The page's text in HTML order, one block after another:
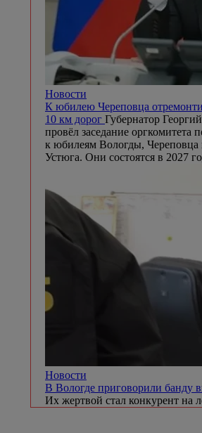
Новости
К юбилею Череповца
10 км дорог Губернатор
провёл заседание оргкомитета
к юбилеям Вологды, Череповца
Устюга. Они состоятся в 2027
Новости
В Вологде приговорили банду
Их жертвой стал конкурент на